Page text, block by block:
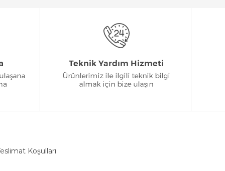
Koşulları